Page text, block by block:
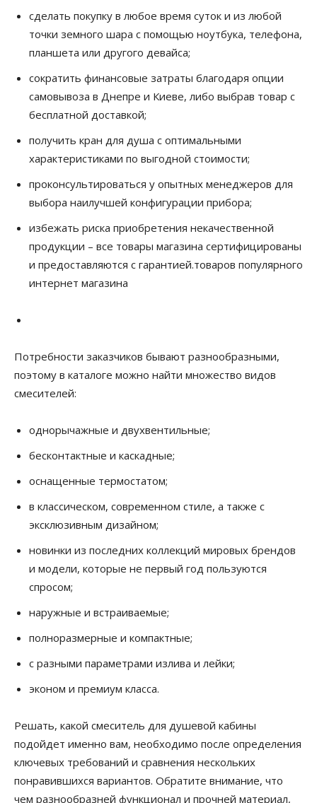
сделать покупку в любое время суток и из любой
точки земного шара с помощью ноутбука, телефона,
планшета или другого девайса;
сократить финансовые затраты благодаря опции
самовывоза в Днепре и Киеве, либо выбрав товар с
бесплатной доставкой;
получить кран для душа с оптимальными
характеристиками по выгодной стоимости;
проконсультироваться у опытных менеджеров для
выбора наилучшей конфигурации прибора;
избежать риска приобретения некачественной
продукции – все товары магазина сертифицированы
и предоставляются с гарантией.товаров популярного
интернет магазина
Потребности заказчиков бывают разнообразными,
поэтому в каталоге можно найти множество видов
смесителей:
однорычажные и двухвентильные;
бесконтактные и каскадные;
оснащенные термостатом;
в классическом, современном стиле, а также с
эксклюзивным дизайном;
новинки из последних коллекций мировых брендов
и модели, которые не первый год пользуются
спросом;
наружные и встраиваемые;
полноразмерные и компактные;
с разными параметрами излива и лейки;
эконом и премиум класса.
Решать, какой смеситель для душевой кабины
подойдет именно вам, необходимо после определения
ключевых требований и сравнения нескольких
понравившихся вариантов. Обратите внимание, что
чем разнообразней функционал и прочней материал,